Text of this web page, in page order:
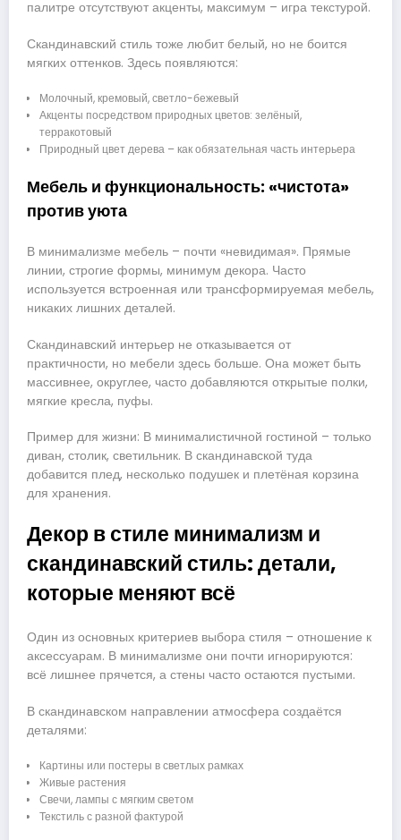
палитре отсутствуют акценты, максимум – игра текстурой.
Скандинавский стиль тоже любит белый, но не боится
мягких оттенков. Здесь появляются:
Молочный, кремовый, светло-бежевый
Акценты посредством природных цветов: зелёный,
терракотовый
Природный цвет дерева – как обязательная часть интерьера
Мебель и функциональность: «чистота»
против уюта
В минимализме мебель – почти «невидимая». Прямые
линии, строгие формы, минимум декора. Часто
используется встроенная или трансформируемая мебель,
никаких лишних деталей.
Скандинавский интерьер не отказывается от
практичности, но мебели здесь больше. Она может быть
массивнее, округлее, часто добавляются открытые полки,
мягкие кресла, пуфы.
Пример для жизни: В минималистичной гостиной – только
диван, столик, светильник. В скандинавской туда
добавится плед, несколько подушек и плетёная корзина
для хранения.
Декор в стиле минимализм и
скандинавский стиль: детали,
которые меняют всё
Один из основных критериев выбора стиля – отношение к
аксессуарам. В минимализме они почти игнорируются:
всё лишнее прячется, а стены часто остаются пустыми.
В скандинавском направлении атмосфера создаётся
деталями:
Картины или постеры в светлых рамках
Живые растения
Свечи, лампы с мягким светом
Текстиль с разной фактурой